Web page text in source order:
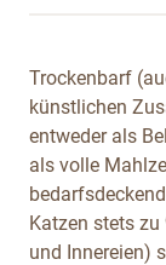
Trockenbarf
künstlichen
entweder als
als volle
Katzen stets
und Innereien)